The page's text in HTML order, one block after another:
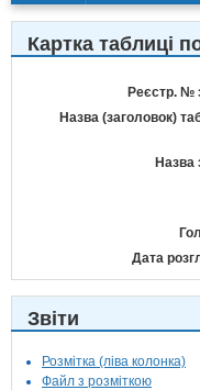
Картка таблиці
Реєстр. №
Назва (заголовок)
Назва
Дата
Звіти
Розмітка (ліва колонка)
Файл з розміткою